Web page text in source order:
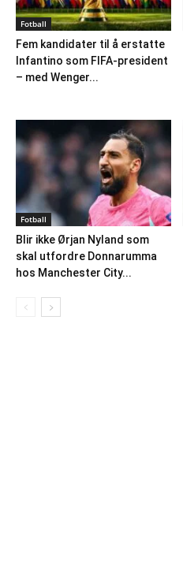
Fotball
Fem kandidater til å erstatte
Infantino som FIFA-president
– med Wenger...
Fotball
Blir ikke Ørjan Nyland som
skal utfordre Donnarumma
hos Manchester City...